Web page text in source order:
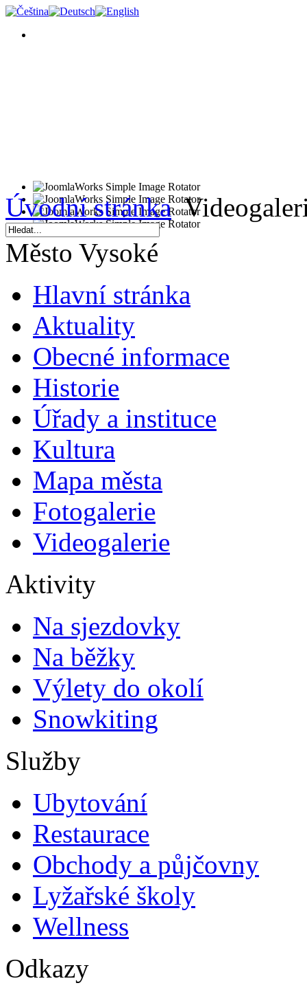
Úvodní stránka
Město Vysoké
Hlavní stránka
Aktuality
Obecné informace
Historie
Úřady a instituce
Kultura
Mapa města
Fotogalerie
Videogalerie
Aktivity
Na sjezdovky
Na běžky
Výlety do okolí
Snowkiting
Služby
Ubytování
Restaurace
Obchody a půjčovny
Lyžařské školy
Wellness
Odkazy